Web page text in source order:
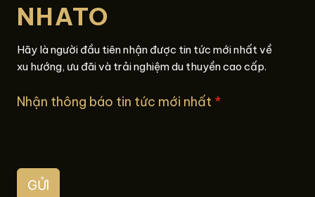
NHATO
Hãy là người đầu tiên nhận được tin tức mới nhất về
xu hướng, ưu đãi và trải nghiệm du thuyền cao cấp.
Nhận thông báo tin tức mới nhất *
GỬI